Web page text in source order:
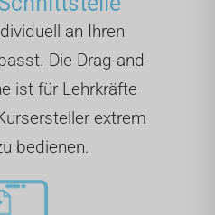
an Ihren
Die Drag-and-
ist für Lehrkräfte
extrem
bedienen.